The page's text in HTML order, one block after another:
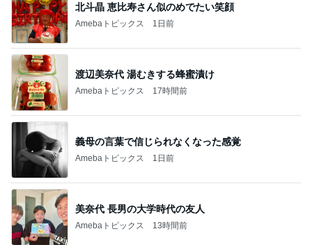
北斗晶 恵比寿さん似のめでたい笑顔
Amebaトピックス 1日前
渡辺美奈代 湯むきする蜂蜜漬け
Amebaトピックス 17時間前
義母の言葉で信じられなくなった感覚
Amebaトピックス 1日前
美奈代 長男の大学時代の友人
Amebaトピックス 13時間前